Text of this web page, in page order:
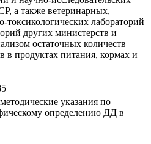
а также ветеринарных,
токсикологических лабораторий
других министерств и
остаточных количеств
в продуктах питания, кормах и
указания по
определению ДД в